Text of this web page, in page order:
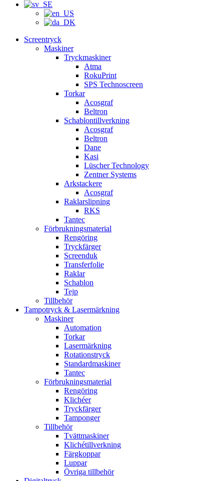
Screentryck
Maskiner
Tryckmaskiner
Atma
RokuPrint
SPS Technoscreen
Torkar
Acosgraf
Beltron
Schablontillverkning
Acosgraf
Beltron
Dane
Kasi
Lüscher Technology
Zentner Systems
Arkstackere
Acosgraf
Raklarslipning
RKS
Tantec
Förbrukningsmaterial
Rengöring
Tryckfärger
Screenduk
Transferfolie
Raklar
Schablon
Tejp
Tillbehör
Tampotryck & Lasermärkning
Maskiner
Automation
Torkar
Lasermärkning
Rotationstryck
Standardmaskiner
Tantec
Förbrukningsmaterial
Rengöring
Klichéer
Tryckfärger
Tamponger
Tillbehör
Tvättmaskiner
Klichétillverkning
Färgkoppar
Luppar
Övriga tillbehör